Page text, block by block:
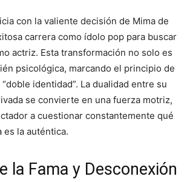
con la valiente decisión de Mima de
carrera como ídolo pop para buscar
actriz. Esta transformación no solo es
psicológica, marcando el principio de
identidad”. La dualidad entre su
se convierte en una fuerza motriz,
a cuestionar constantemente qué
es la auténtica.
la Fama y Desconexión